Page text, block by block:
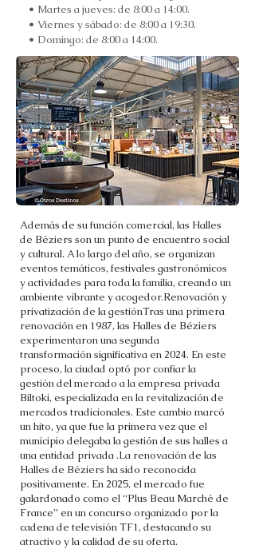
• Martes a jueves: de 8:00 a 14:00.
• Viernes y sábado: de 8:00 a 19:30.
• Domingo: de 8:00 a 14:00.
Además de su función comercial, las Halles
de Béziers son un punto de encuentro social
y cultural. A lo largo del año, se organizan
eventos temáticos, festivales gastronómicos
y actividades para toda la familia, creando un
ambiente vibrante y acogedor.Renovación y
privatización de la gestiónTras una primera
renovación en 1987, las Halles de Béziers
experimentaron una segunda
transformación significativa en 2024. En este
proceso, la ciudad optó por confiar la
gestión del mercado a la empresa privada
Biltoki, especializada en la revitalización de
mercados tradicionales. Este cambio marcó
un hito, ya que fue la primera vez que el
municipio delegaba la gestión de sus halles a
una entidad privada .La renovación de las
Halles de Béziers ha sido reconocida
positivamente. En 2025, el mercado fue
galardonado como el “Plus Beau Marché de
France” en un concurso organizado por la
cadena de televisión TF1, destacando su
atractivo y la calidad de su oferta.